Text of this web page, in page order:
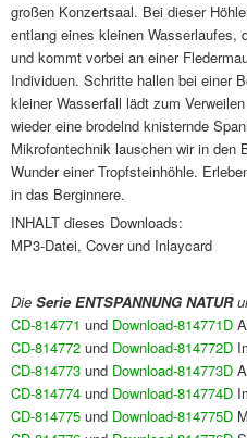
großen Konzertsaal. Bei dieser
entlang eines kleinen Wasserlaufes,
und kommt vorbei an einer
Individuen. Schritte hallen bei einer
kleiner Wasserfall lädt zum
wieder eine brodelnd knisternde
Mikrofontechnik lauschen wir in den
Wunder einer Tropfsteinhöhle.
in das Berginnere.
INHALT dieses Downloads:
MP3-Datei, Cover und Inlaycard
Die Serie ENTSPANNUNG NATUR
CD-814771 und Download-814771D
CD-814772 und Download-814772D
CD-814773 und Download-814773D
CD-814774 und Download-814774D
CD-814775 und Download-814775D